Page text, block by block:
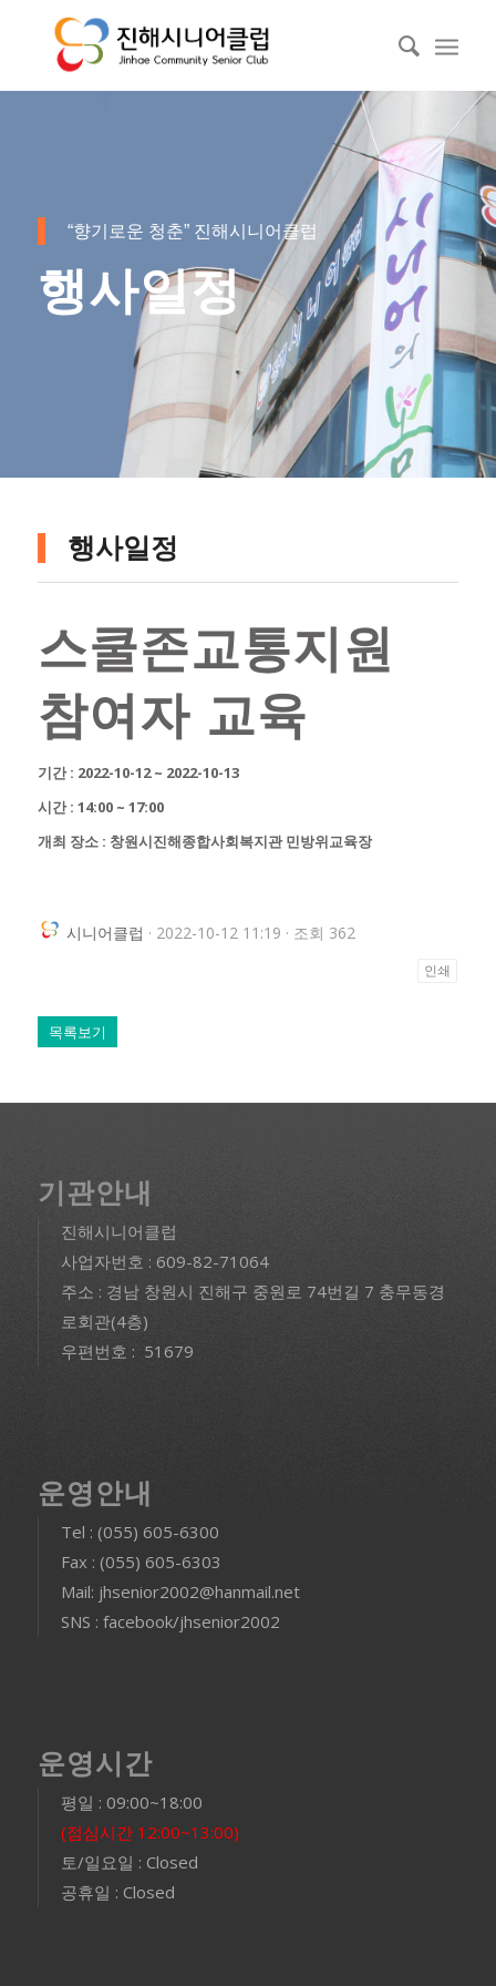
“향기로운 청춘” 진해시니어클럽
행사일정
행사일정
스쿨존교통지원
참여자 교육
기간 : 2022-10-12 ~ 2022-10-13
시간 : 14:00 ~ 17:00
개최 장소 : 창원시진해종합사회복지관 민방위교육장
시니어클럽 · 2022-10-12 11:19 · 조회 362
인쇄
목록보기
기관안내
진해시니어클럽
사업자번호 : 609-82-71064
주소 : 경남 창원시 진해구 중원로 74번길 7 충무동경
로회관(4층)
우편번호 : 51679
운영안내
Tel : (055) 605-6300
Fax : (055) 605-6303
Mail: jhsenior2002@hanmail.net
SNS : facebook/jhsenior2002
운영시간
평일 : 09:00~18:00
(점심시간 12:00~13:00)
토/일요일 : Closed
공휴일 : Closed